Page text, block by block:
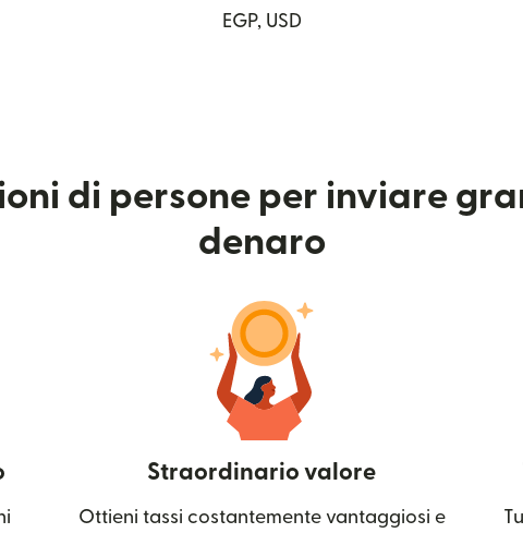
EGP, USD
di persone per inviare
denaro
Straordinario valore
Ottieni tassi costantemente vantaggiosi e